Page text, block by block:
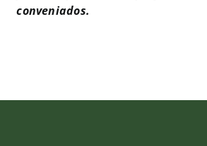
conveniados.